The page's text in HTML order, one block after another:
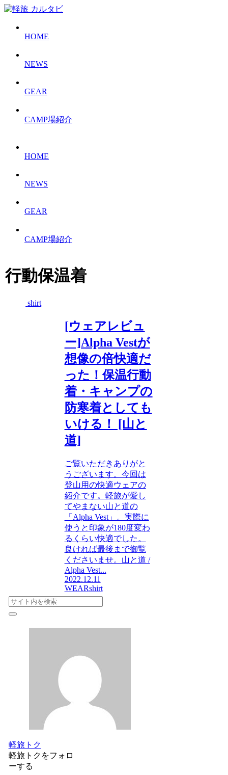
HOME
NEWS
GEAR
CAMP場紹介
HOME
NEWS
GEAR
CAMP場紹介
行動保温着
shirt
[ウェアレビュ
ー]Alpha Vestが
想像の倍快適だ
った！保温行動
着・キャンプの
防寒着としても
いける！ [山と
道]
ご覧いただきありがと
うございます。今回は
登山用の快適ウェアの
紹介です。軽旅が愛し
てやまない山と道の
「Alpha Vest」。実際に
使うと印象が180度変わ
るくらい快適でした。
良ければ最後まで御覧
くださいませ。山と道 /
Alpha Vest...
2022.12.11
WEARshirt
軽旅トク
軽旅トクをフォロ
ーする